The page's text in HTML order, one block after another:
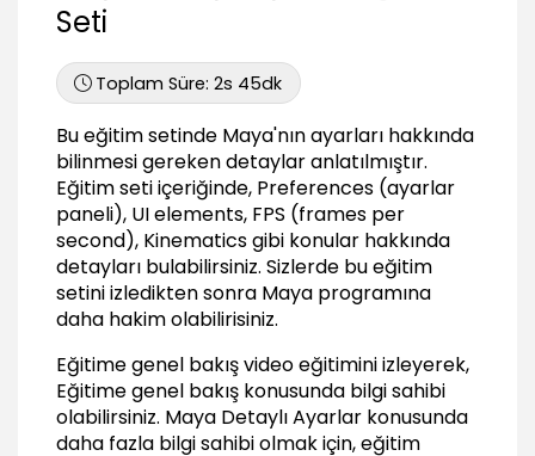
08:55
Animation (settings)
11:30
08:04
Color management
01:31
Files projects
10:17
Time slider
17:55
Undo
05:32
Seti
Toplam Süre:2s 45dk
Bu eğitim setinde Maya'nın ayarları hakkında
bilinmesi gereken detaylar anlatılmıştır.
Eğitim seti içeriğinde, Preferences (ayarlar
paneli), UI elements, FPS (frames per
second), Kinematics gibi konular hakkında
detayları bulabilirsiniz. Sizlerde bu eğitim
setini izledikten sonra Maya programına
daha hakim olabilirisiniz.
Eğitime genel bakış video eğitimini izleyerek,
Eğitime genel bakış konusunda bilgi sahibi
olabilirsiniz. Maya Detaylı Ayarlar konusunda
daha fazla bilgi sahibi olmak için, eğitim